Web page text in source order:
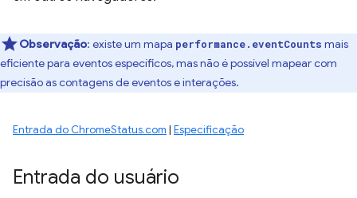
Observação: existe um mapa performance.eventCounts mais
eficiente para eventos específicos, mas não é possível mapear com
precisão as contagens de eventos e interações.
Entrada do ChromeStatus.com | Especificação
Entrada do usuário